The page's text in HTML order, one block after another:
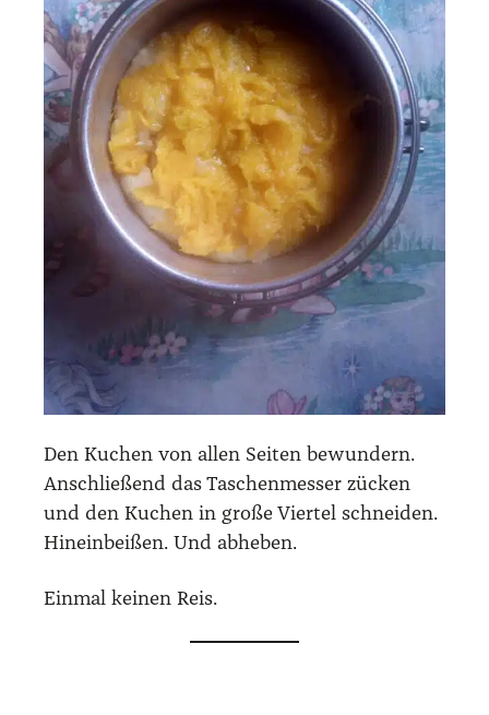
Den Kuchen von allen Sei­ten bewun­dern.
Anschlie­ßend das Taschen­mes­ser zücken
und den Kuchen in gro­ße Vier­tel schnei­den.
Hin­ein­bei­ßen. Und abhe­ben.
Ein­mal kei­nen Reis.